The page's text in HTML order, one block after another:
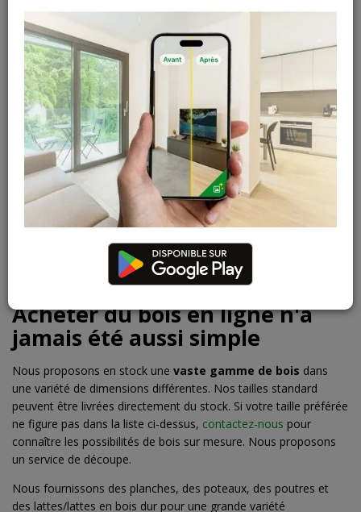
Latte sapin brut - 20
x 32 x 3000 mm
0,56 € / ml TTC
(3 ml / pièce)
1
67€ TTC En stock
Latte sapin raboté -
27 x 93 x 2700 mm
18,68€ TTC
Acheter du bois en ligne n'a
jamais été aussi simple
Nous proposons en stock une vaste gamme de bois dans
une variété de dimensions différentes. Nos tailles standard
peuvent être livrées directement du stock. Si votre taille préférée
ne figure pas dans la liste ci-dessus, contactez-nous pour
connaître les possibilités de bois sur mesure. Nous proposons
un service de découpe.
Nous fournissons des planches, des poteaux, des poutres et
des lattes/lattes en bois dur pour une grande variété